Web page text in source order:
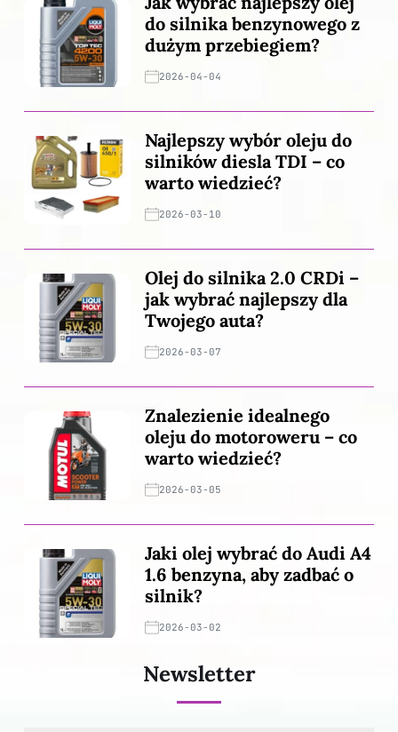
do silnika benzynowego z
dużym przebiegiem?
2026-04-04
Najlepszy wybór oleju do
silników diesla TDI – co
warto wiedzieć?
2026-03-10
Olej do silnika 2.0 CRDi –
jak wybrać najlepszy dla
Twojego auta?
2026-03-07
Znalezienie idealnego
oleju do motoroweru – co
warto wiedzieć?
2026-03-05
Jaki olej wybrać do Audi A4
1.6 benzyna, aby zadbać o
silnik?
2026-03-02
Newsletter